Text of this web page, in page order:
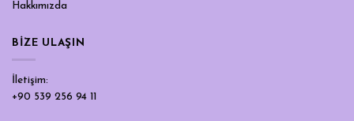
Hakkımızda
BIZE ULAŞIN
İletişim:
+90 539 256 94 11